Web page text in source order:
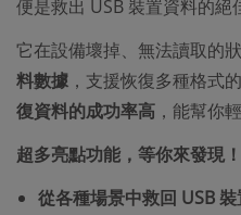
便是救出 USB 裝置資料的絕
它在設備壞掉、無法讀取的
料數據 ，支援恢復多種格式
復資料的成功率高 ，能幫你
超多亮點功能，等你來發現！
從各種場景中救回 USB